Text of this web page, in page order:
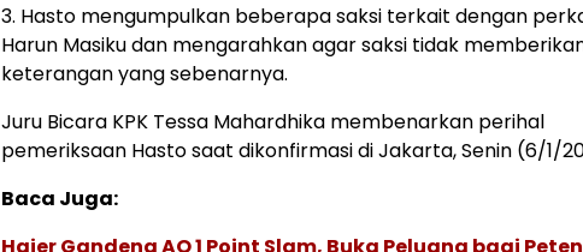
3. Hasto mengumpulkan beberapa saksi terkait dengan
Harun Masiku dan mengarahkan agar saksi tidak
keterangan yang sebenarnya.
Juru Bicara KPK Tessa Mahardhika membenarkan perihal
pemeriksaan Hasto saat dikonfirmasi di Jakarta, Senin (6/1/
Baca Juga:
Haier Gandeng AO 1 Point Slam, Buka Peluang bagi